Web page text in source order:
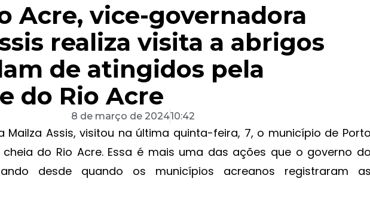
Acre, vice-governadora
realiza visita a abrigos
de atingidos pela
do Rio Acre
8 de março de 202410:42
Mailza Assis, visitou na última quinta-feira, 7, o município de Porto
do Rio Acre. Essa é mais uma das ações que o governo do
desde quando os municípios acreanos registraram as